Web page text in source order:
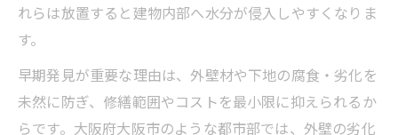
れらは放置すると建物内部へ水分が侵入しやすくなりま
す。
早期発見が重要な理由は、外壁材や下地の腐食・劣化を
未然に防ぎ、修繕範囲やコストを最小限に抑えられるか
らです。大阪府大阪市のような都市部では、外壁の劣化